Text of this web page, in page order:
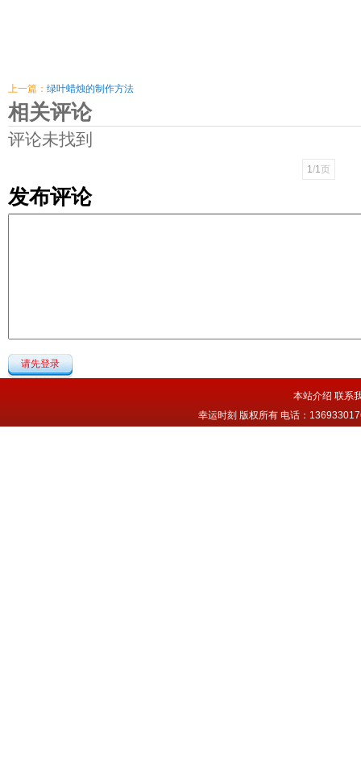
上一篇： 绿叶蜡烛的制作方法
相关评论
评论未找到
1/1页
发布评论
请先登录
本站介绍 联系
幸运时刻 版权所有 电话：